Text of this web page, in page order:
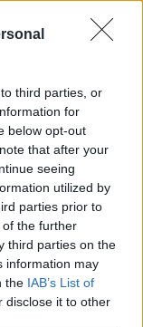
third parties, or
for
below opt-out
that after your
seeing
utilized by
parties prior to
the further
third parties on the
information may
the IAB’s List of
disclose it to other